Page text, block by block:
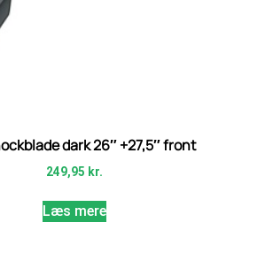
dark 26″ +27,5″ front
249,95 kr.
Læs mere